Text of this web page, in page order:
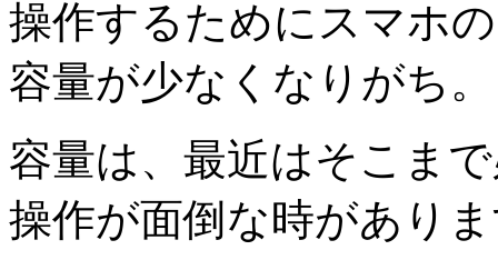
操作するためにスマホ
容量が少なくなりがち。
容量は、最近はそこま
操作が面倒な時があり